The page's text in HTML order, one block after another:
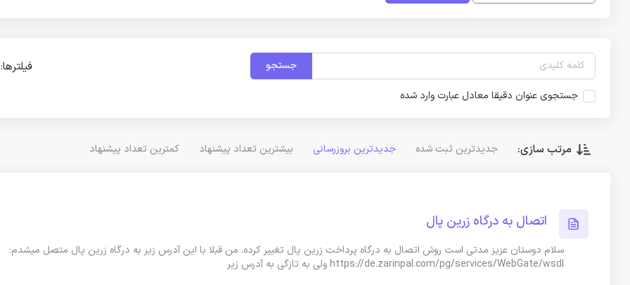
جستجو
جستجوی عنوان دقیقا معادل عبارت وارد شده
مرتب سازی: جدیدترین ثبت شده جدیدترین بروزرسانی بیشترین تعداد پیشنهاد کمترین تعداد پیشنهاد
اتصال به درگاه زرین پال
سلام دوستان عزیز مدتی است روش اتصال به درگاه پرداخت زرین پال تغییر کرده. من قبلا با این آدرس زیر به درگاه زرین پال متصل میشدم:
https://de.zarinpal.com/pg/services/WebGate/wsdl ولی به تازگی به آدرس زیر